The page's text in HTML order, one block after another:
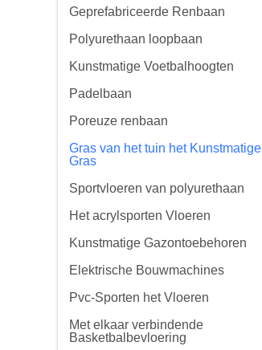
Geprefabriceerde Renbaan
Polyurethaan loopbaan
Kunstmatige Voetbalhoogten
Padelbaan
Poreuze renbaan
Gras van het tuin het Kunstmatige
Gras
Sportvloeren van polyurethaan
Het acrylsporten Vloeren
Kunstmatige Gazontoebehoren
Elektrische Bouwmachines
Pvc-Sporten het Vloeren
Met elkaar verbindende
Basketbalbevloering